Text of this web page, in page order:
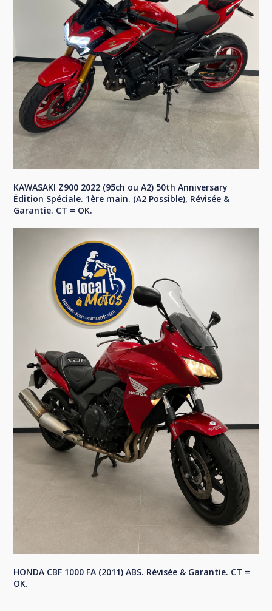
KAWASAKI Z900 2022 (95ch ou A2) 50th Anniversary
Édition Spéciale. 1ère main. (A2 Possible), Révisée &
Garantie. CT = OK.
HONDA CBF 1000 FA (2011) ABS. Révisée & Garantie. CT =
OK.